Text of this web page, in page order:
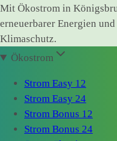
Mit Ökostrom in
erneuerbarer Energien
Klimaschutz.
Ökostrom
Strom Easy 12
Strom Easy 24
Strom Bonus 12
Strom Bonus 24